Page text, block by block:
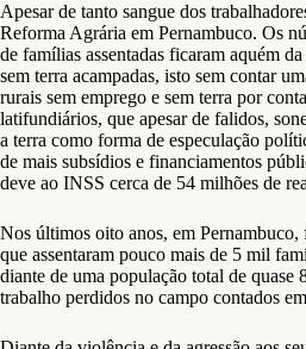
Apesar de tanto sangue dos
Reforma Agrária em Pernambuco. Os
de famílias assentadas ficaram aquém
sem terra acampadas, isto sem contar
rurais sem emprego e sem terra por
latifundiários, que apesar de falidos,
a terra como forma de especulação
de mais subsídios e financiamentos
deve ao INSS cerca de 54 milhões de
Nos últimos oito anos, em
que assentaram pouco mais de 5 mil
diante de uma população total de quase
trabalho perdidos no campo contados